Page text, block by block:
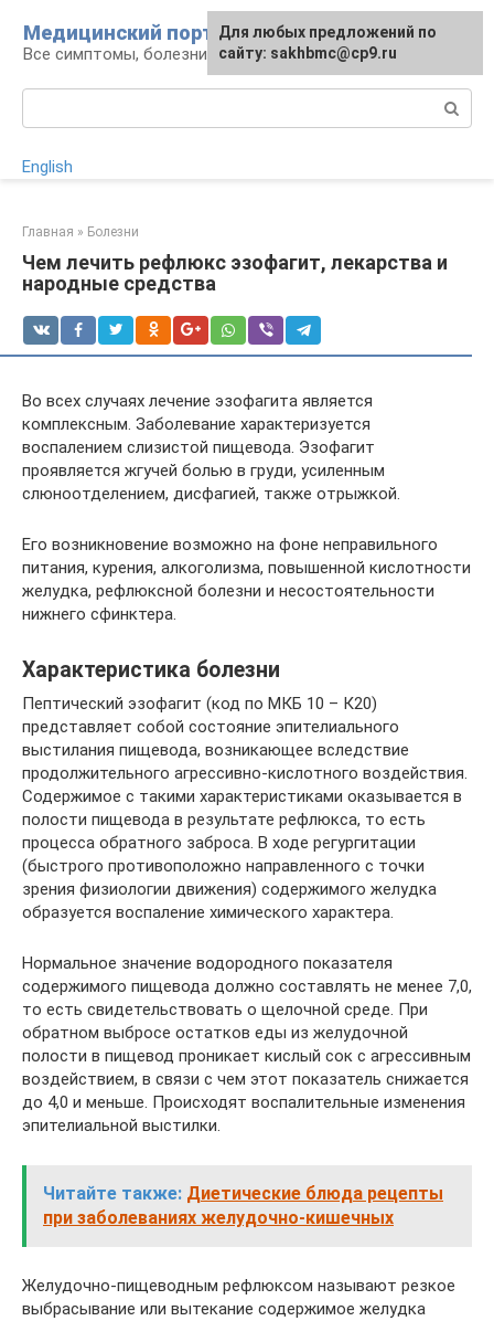
контенту
Медицинский портал
Все симптомы, болезни и их лечение
English
Главная » Болезни
Чем лечить рефлюкс эзофагит, лекарства и
народные средства
Во всех случаях лечение эзофагита является
комплексным. Заболевание характеризуется
воспалением слизистой пищевода. Эзофагит
проявляется жгучей болью в груди, усиленным
слюноотделением, дисфагией, также отрыжкой.
Его возникновение возможно на фоне неправильного
питания, курения, алкоголизма, повышенной кислотности
желудка, рефлюксной болезни и несостоятельности
нижнего сфинктера.
Характеристика болезни
Пептический эзофагит (код по МКБ 10 – К20)
представляет собой состояние эпителиального
выстилания пищевода, возникающее вследствие
продолжительного агрессивно-кислотного воздействия.
Содержимое с такими характеристиками оказывается в
полости пищевода в результате рефлюкса, то есть
процесса обратного заброса. В ходе регургитации
(быстрого противоположно направленного с точки
зрения физиологии движения) содержимого желудка
образуется воспаление химического характера.
Нормальное значение водородного показателя
содержимого пищевода должно составлять не менее 7,0,
то есть свидетельствовать о щелочной среде. При
обратном выбросе остатков еды из желудочной
полости в пищевод проникает кислый сок с агрессивным
воздействием, в связи с чем этот показатель снижается
до 4,0 и меньше. Происходят воспалительные изменения
эпителиальной выстилки.
Читайте также: Диетические блюда рецепты
при заболеваниях желудочно-кишечных
Желудочно-пищеводным рефлюксом называют резкое
выбрасывание или вытекание содержимое желудка
Для любых предложений по
сайту: sakhbmc@cp9.ru